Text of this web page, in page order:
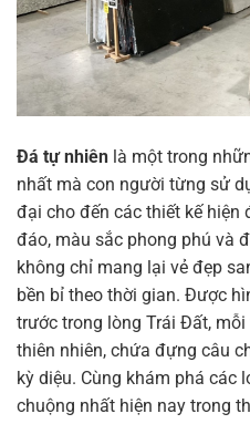
Đá tự nhiên là một trong
nhất mà con người từng sử
đại cho đến các thiết kế hiện
đáo, màu sắc phong phú và
không chỉ mang lại vẻ đẹp
bền bỉ theo thời gian. Được
trước trong lòng Trái Đất,
thiên nhiên, chứa đựng câu
kỳ diệu. Cùng khám phá các
chuộng nhất hiện nay trong